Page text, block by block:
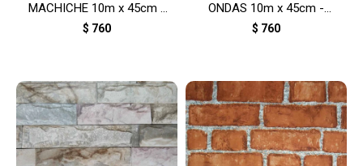
MACHICHE 10m x 45cm -
MACHICHE
$ 760
ONDAS 10m x 45cm -
BLANCO
$ 760